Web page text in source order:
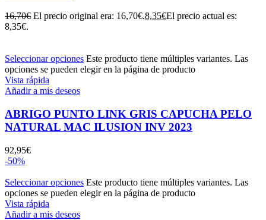
16,70€ El precio original era: 16,70€.8,35€El precio actual es:
8,35€.
Seleccionar opciones Este producto tiene múltiples variantes. Las
opciones se pueden elegir en la página de producto
Vista rápida
Añadir a mis deseos
ABRIGO PUNTO LINK GRIS CAPUCHA PELO
NATURAL MAC ILUSION INV 2023
92,95€
-50%
Seleccionar opciones Este producto tiene múltiples variantes. Las
opciones se pueden elegir en la página de producto
Vista rápida
Añadir a mis deseos